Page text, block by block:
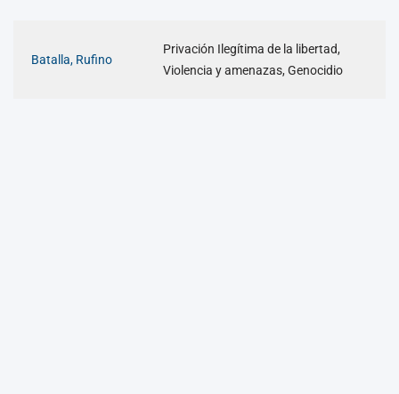
Batalla, Rufino
Privación Ilegítima de la libertad,
Violencia y amenazas, Genocidio